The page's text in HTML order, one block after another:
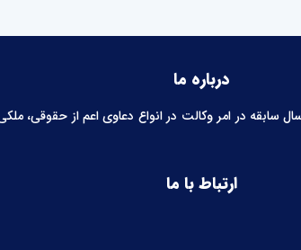
درباره ما
در امر وکالت در انواع دعاوی اعم از حقوقی،
ارتباط با ما